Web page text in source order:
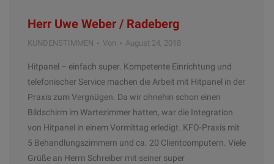
Herr Uwe Weber / Radeberg
KUNDENSTIMMEN Von August 24, 2018
Hitpanel – einfach super. Kompetente Einrichtung und
telefonischer Service machen die Arbeit mit Hitpanel in der
Praxis zum Vergnügen. Da wir ohnehin schon einen
Bildschirm im Wartezimmer hatten, war die Integration
von Hitpanel in einem Vormittag erledigt. KFO-Praxis mit
5 Behandlungszimmern und ca. 20 Clientcomputern. Viele
Grüße an Herrn Schreiber mit seiner super